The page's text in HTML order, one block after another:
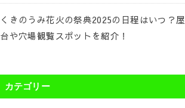
くきのうみ花火の祭典2025の日程はいつ？屋
台や穴場観覧スポットを紹介！
カテゴリー